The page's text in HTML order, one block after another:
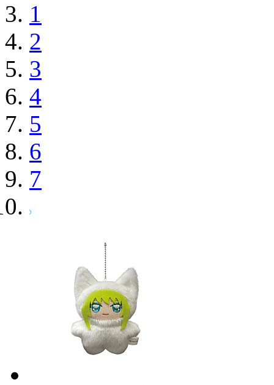
1
2
3
4
5
6
7